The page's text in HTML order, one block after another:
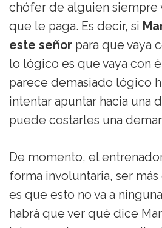
chófer de alguien siempre
que le paga. Es decir, si
este señor para que vaya
lo lógico es que vaya con
parece demasiado lógico
intentar apuntar hacia una
puede costarles una
De momento, el
forma involuntaria, ser
es que esto no va a
habrá que ver qué dice